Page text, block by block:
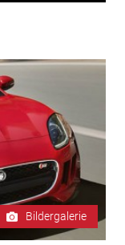
Bildergalerie